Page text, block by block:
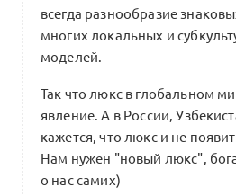
всегда разнообразие
многих локальных и
моделей.
Так что люкс в глобальном
явление. А в России,
кажется, что люкс и не
Нам нужен "новый люкс",
о нас самих)